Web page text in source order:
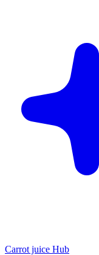
Carrot juice Hub